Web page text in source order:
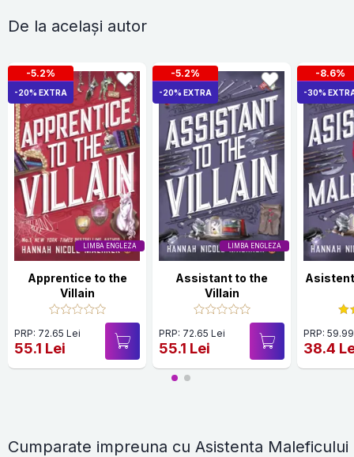
De la același autor
LIMBA ENGLEZA
-5.2%
-20% EXTRA
Apprentice to the
Villain
PRP: 72.65 Lei
55.1 Lei
LIMBA ENGLEZA
-5.2%
-20% EXTRA
Assistant to the
Villain
PRP: 72.65 Lei
55.1 Lei
-8.6%
-30%
PRP:
38.4
Cumparate impreuna cu Asistenta Maleficului